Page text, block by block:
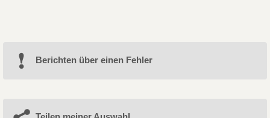
Berichten über einen Fehler